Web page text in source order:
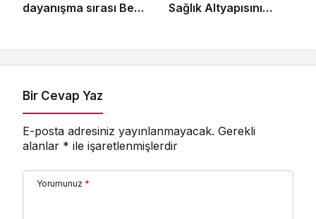
dayanışma sırası Berk
Sağlık Altyapısını
Bir Cevap Yaz
E-posta adresiniz yayınlanmayacak. Gerekli
alanlar * ile işaretlenmişlerdir
Yorumunuz *